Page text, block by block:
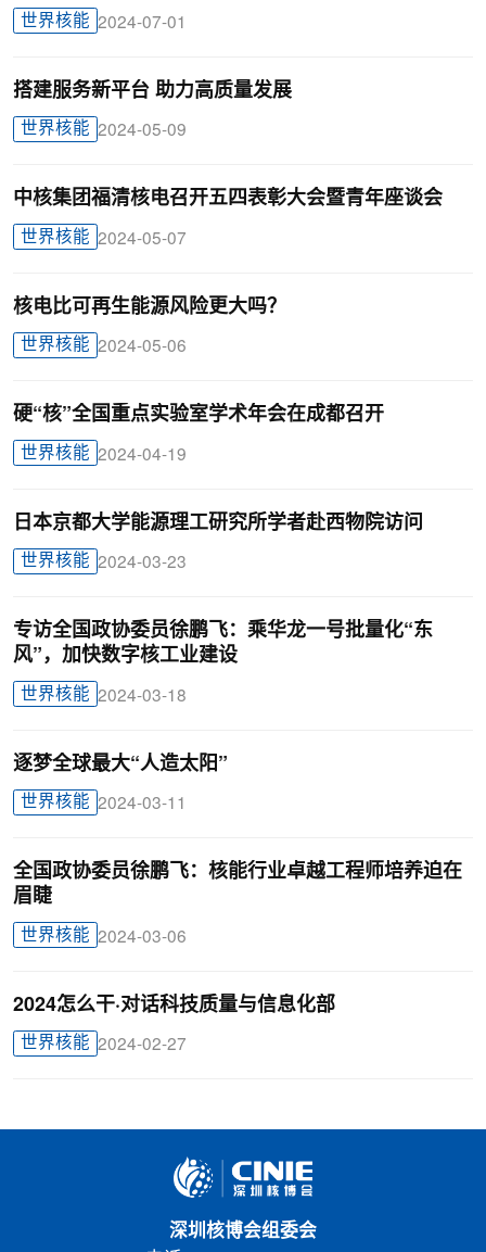
世界核能 2024-07-01
搭建服务新平台 助力高质量发展
世界核能 2024-05-09
中核集团福清核电召开五四表彰大会暨青年座谈会
世界核能 2024-05-07
核电比可再生能源风险更大吗？
世界核能 2024-05-06
硬“核”全国重点实验室学术年会在成都召开
世界核能 2024-04-19
日本京都大学能源理工研究所学者赴西物院访问
世界核能 2024-03-23
专访全国政协委员徐鹏飞：乘华龙一号批量化“东
风”，加快数字核工业建设
世界核能 2024-03-18
逐梦全球最大“人造太阳”
世界核能 2024-03-11
全国政协委员徐鹏飞：核能行业卓越工程师培养迫在
眉睫
世界核能 2024-03-06
2024怎么干·对话科技质量与信息化部
世界核能 2024-02-27
深圳核博会组委会